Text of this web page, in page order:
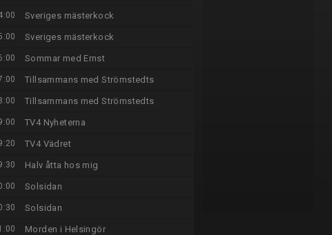
Sveriges mästerkock
Sveriges mästerkock
Sommar med Ernst
Tillsammans med Strömstedts
Tillsammans med Strömstedts
TV4 Nyheterna
TV4 Vädret
Halv åtta hos mig
Solsidan
Solsidan
Morden i Helsingör